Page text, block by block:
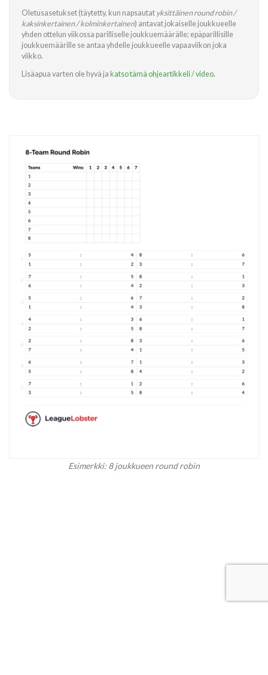
Oletusasetukset (täytetty, kun napsautat yksittäinen round robin /
kaksinkertainen / kolminkertainen) antavat jokaiselle joukkueelle
yhden ottelun viikossa parilliselle joukkuemäärälle; epäparillisille
joukkuemäärille se antaa yhdelle joukkueelle vapaaviikon joka
viikko.
Lisäapua varten ole hyvä ja katso tämä ohjeartikkeli / video.
Esimerkki: 8 joukkueen round robin